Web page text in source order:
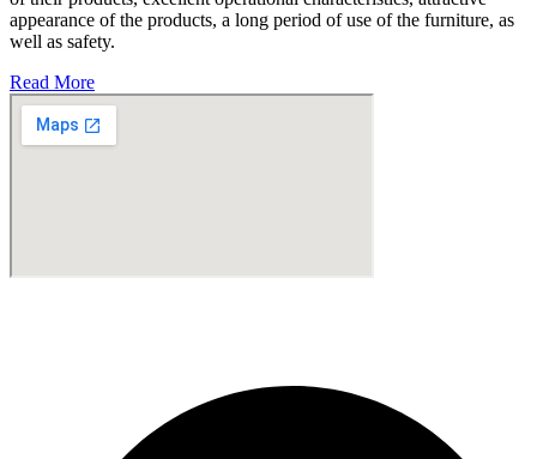
appearance of the products, a long period of use of the furniture, as
well as safety.
Read More